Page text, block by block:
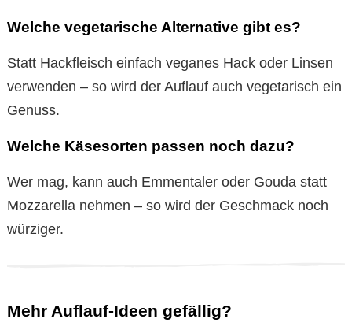
Welche vegetarische Alternative gibt es?
Statt Hackfleisch einfach veganes Hack oder Linsen
verwenden – so wird der Auflauf auch vegetarisch ein
Genuss.
Welche Käsesorten passen noch dazu?
Wer mag, kann auch Emmentaler oder Gouda statt
Mozzarella nehmen – so wird der Geschmack noch
würziger.
Mehr Auflauf-Ideen gefällig?